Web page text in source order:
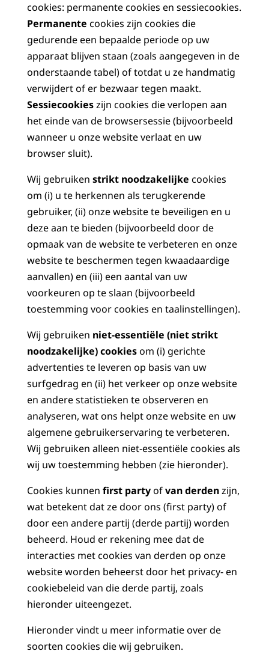
cookies: permanente cookies en sessiecookies.
Permanente cookies zijn cookies die
gedurende een bepaalde periode op uw
apparaat blijven staan (zoals aangegeven in de
onderstaande tabel) of totdat u ze handmatig
verwijdert of er bezwaar tegen maakt.
Sessiecookieszijn cookies die verlopen aan
het einde van de browsersessie (bijvoorbeeld
wanneer u onze website verlaat en uw
browser sluit).
Wij gebruiken strikt noodzakelijke cookies
om (i) u te herkennen als terugkerende
gebruiker, (ii) onze website te beveiligen en u
deze aan te bieden (bijvoorbeeld door de
opmaak van de website te verbeteren en onze
website te beschermen tegen kwaadaardige
aanvallen) en (iii) een aantal van uw
voorkeuren op te slaan (bijvoorbeeld
toestemming voor cookies en taalinstellingen).
Wij gebruiken niet-essentiële (niet strikt
noodzakelijke) cookiesom (i) gerichte
advertenties te leveren op basis van uw
surfgedrag en (ii) het verkeer op onze website
en andere statistieken te observeren en
analyseren, wat ons helpt onze website en uw
algemene gebruikerservaring te verbeteren.
Wij gebruiken alleen niet-essentiële cookies als
wij uw toestemming hebben (zie hieronder).
Cookies kunnen first partyofvan derdenzijn,
wat betekent dat ze door ons (first party) of
door een andere partij (derde partij) worden
beheerd. Houd er rekening mee dat de
interacties met cookies van derden op onze
website worden beheerst door het privacy- en
cookiebeleid van die derde partij, zoals
hieronder uiteengezet.
Hieronder vindt u meer informatie over de
soorten cookies die wij gebruiken.